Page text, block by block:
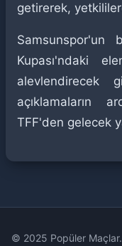
getirerek,
Samsunspor'un
Kupası'ndaki
alevlendirecek
açıklamaların
TFF'den gelecek
© 2025 Popüler